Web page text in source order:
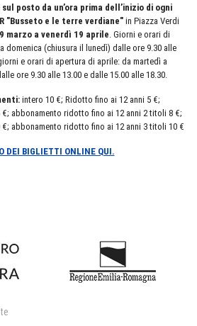
sul posto da un’ora prima dell’inizio di ogni
"Busseto e le terre verdiane" in Piazza Verdi
marzo a venerdì 19 aprile . Giorni e orari di
domenica (chiusura il lunedì) dalle ore 9.30 alle
e orari di apertura di aprile: da martedì a
ore 9.30 alle 13.00 e dalle 15.00 alle 18.30.
intero 10 €; Ridotto fino ai 12 anni 5 €;
abbonamento ridotto fino ai 12 anni 2 titoli 8 €;
abbonamento ridotto fino ai 12 anni 3 titoli 10 €
DEI BIGLIETTI ONLINE QUI.